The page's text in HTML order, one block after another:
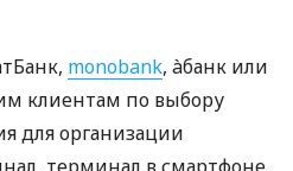
monobank, àбанк или
клиентам по выбору
для организации